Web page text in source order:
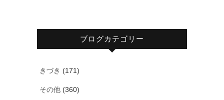
ブログカテゴリー
きづき (171)
その他 (360)